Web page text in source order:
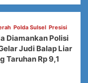
Polda Sulsel Presisi
Diamankan Polisi
Judi Balap Liar
Taruhan Rp 9,1